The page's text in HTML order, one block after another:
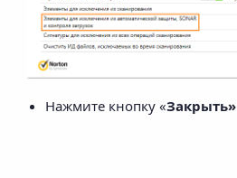
Нажмите кнопку «Закрыть»